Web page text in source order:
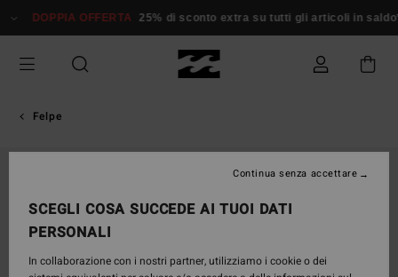
alle
prodotto
DOPPIA OFFERTA 25% di sconto extra su tutti gli articoli in saldo*
Felpe
SCEGLI COSA SUCCEDE AI TUOI DATI
PERSONALI
In collaborazione con i nostri partner, utilizziamo i cookie o dei
Continua senza accettare